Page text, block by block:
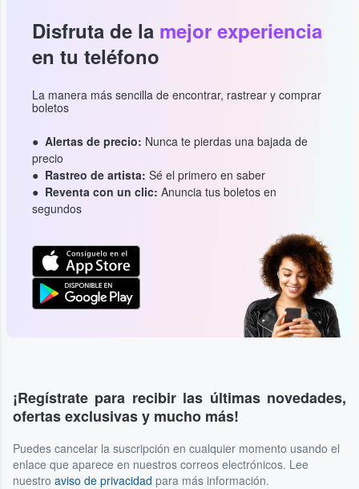
Disfruta de la mejor experiencia
en tu teléfono
La manera más sencilla de encontrar, rastrear y comprar
boletos
Alertas de precio: Nunca te pierdas una bajada de
precio
Rastreo de artista: Sé el primero en saber
Reventa con un clic: Anuncia tus boletos en
segundos
¡Regístrate para recibir las últimas novedades,
ofertas exclusivas y mucho más!
Puedes cancelar la suscripción en cualquier momento usando el
enlace que aparece en nuestros correos electrónicos. Lee
nuestro aviso de privacidad para más información.